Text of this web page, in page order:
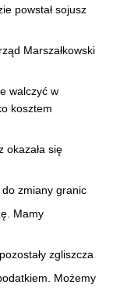
powstał sojusz
Marszałkowski
walczyć w
kosztem
okazała się
zmiany granic
Mamy
zgliszcza
Możemy